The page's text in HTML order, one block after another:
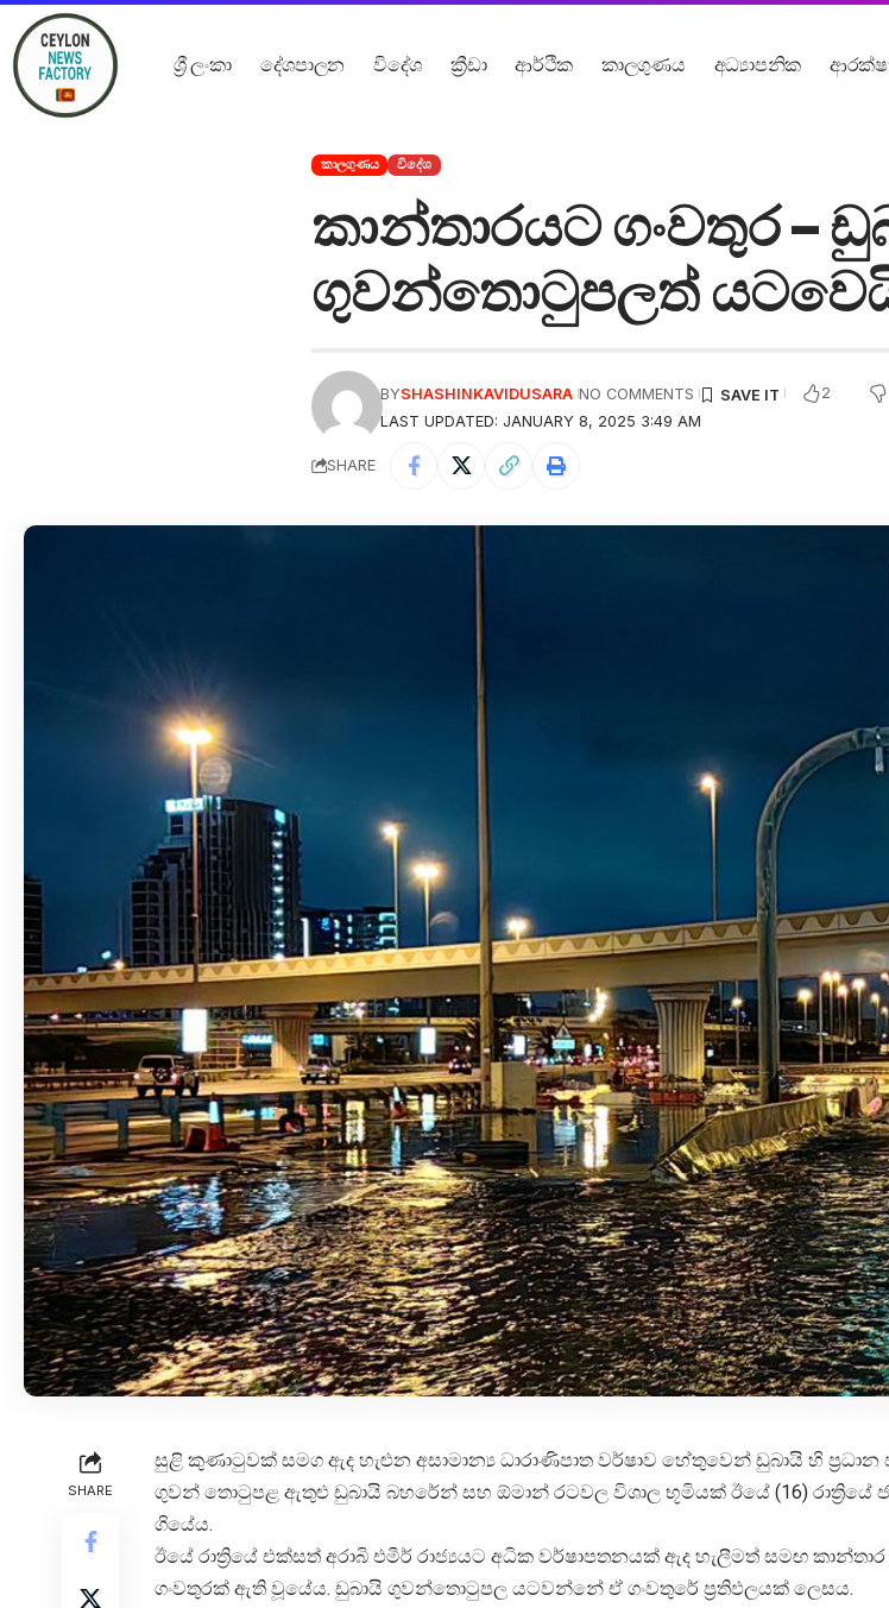
ශ්‍රී ලංකා දේශපාලන විදේශ ක්‍රීඩා ආර්ථික කාලගුණය අධ්‍යාපනික
කාලගුණය විදේශ
කාන්තාරයට ගංවතුර –
ගුවන්තොටුපලත් යටවෙයි
LAST UPDATED: JANUARY 8, 2025 3:49 AM
BYSHASHINKAVIDUSARA NO COMMENTS 2
SHARE
SHARE
සුළි කුණාටුවක් සමග ඇද හැළුන අසාමාන්‍ය ධාරාණිපාත වර්ෂාව හේතුවෙන් ඩුබායි හි ප්‍රධාන
ගුවන් තොටුපළ ඇතුළු ඩුබායි බහරේන් සහ ඕමාන් රටවල විශාල භූමියක් ඊයේ (16) රාත්‍රියේ
ගියේය.
ඊයේ රාත්‍රියේ එක්සත් අරාබි එමීර් රාජ්‍යයට අධික වර්ෂාපතනයක් ඇද හැලීමත් සමඟ කාන්තාර
ගංවතුරක් ඇති වූයේය. ඩුබායි ගුවන්තොටුපල යටවන්නේ ඒ ගංවතුරේ ප්‍රතිඵලයක් ලෙසය.